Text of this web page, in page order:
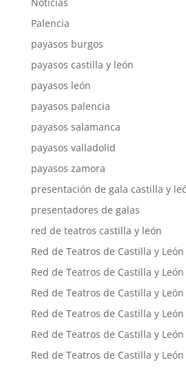
Palencia
payasos burgos
payasos castilla y león
payasos león
payasos palencia
payasos salamanca
payasos valladolid
payasos zamora
presentación de gala castilla y
presentadores de galas
red de teatros castilla y león
Red de Teatros de Castilla y
Red de Teatros de Castilla y
Red de Teatros de Castilla y León
Red de Teatros de Castilla y
Red de Teatros de Castilla y
Red de Teatros de Castilla y León